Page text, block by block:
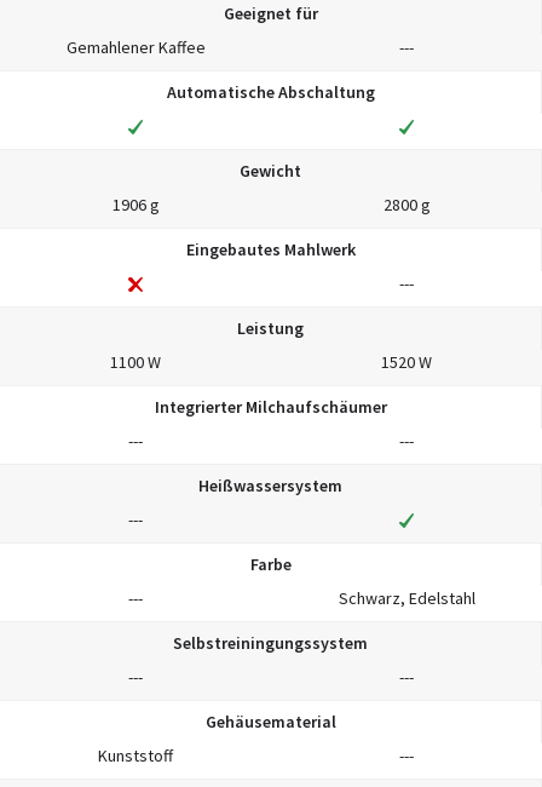
Geeignet für
Gemahlener Kaffee
---
Automatische Abschaltung
Gewicht
1906 g
2800 g
Eingebautes Mahlwerk
---
Leistung
1100 W
1520 W
Integrierter Milchaufschäumer
---
---
Heißwassersystem
---
Farbe
---
Schwarz, Edelstahl
Selbstreiningungssystem
---
---
Gehäusematerial
Kunststoff
---